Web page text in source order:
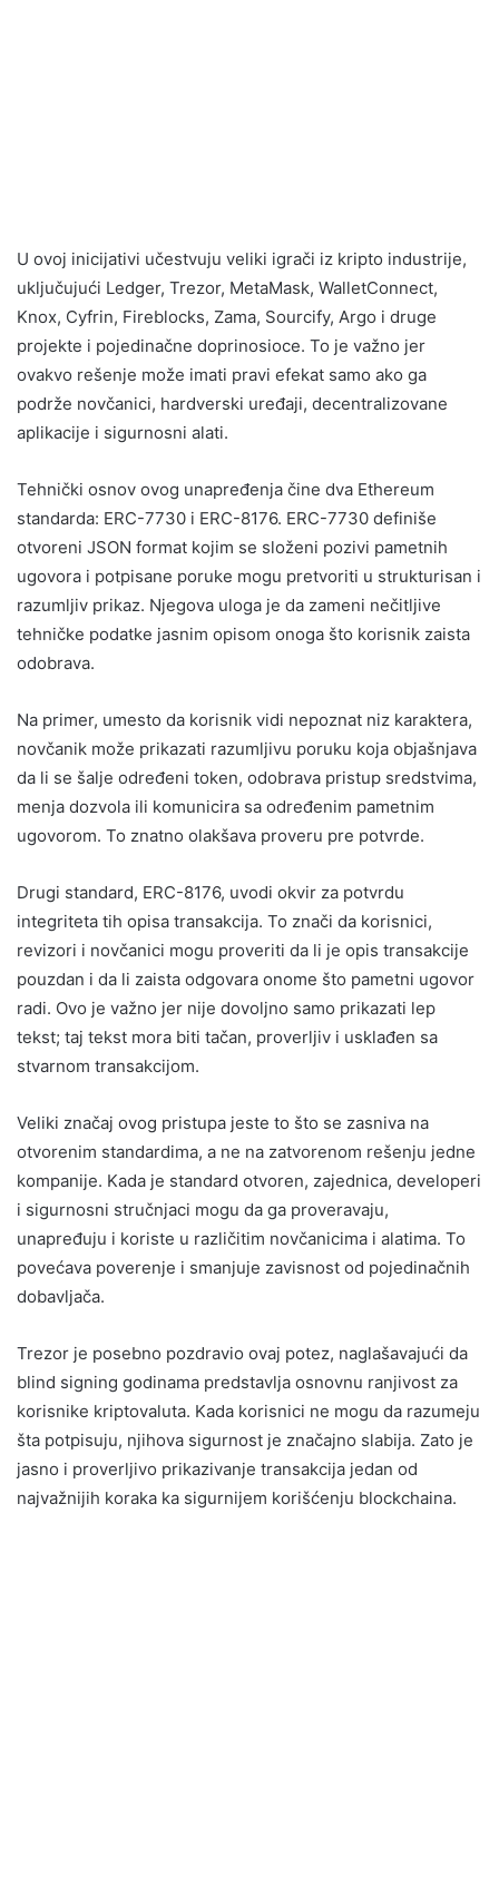
U ovoj inicijativi učestvuju veliki igrači iz kripto industrije,
uključujući Ledger, Trezor, MetaMask, WalletConnect,
Knox, Cyfrin, Fireblocks, Zama, Sourcify, Argo i druge
projekte i pojedinačne doprinosioce. To je važno jer
ovakvo rešenje može imati pravi efekat samo ako ga
podrže novčanici, hardverski uređaji, decentralizovane
aplikacije i sigurnosni alati.
Tehnički osnov ovog unapređenja čine dva Ethereum
standarda: ERC-7730 i ERC-8176. ERC-7730 definiše
otvoreni JSON format kojim se složeni pozivi pametnih
ugovora i potpisane poruke mogu pretvoriti u strukturisan i
razumljiv prikaz. Njegova uloga je da zameni nečitljive
tehničke podatke jasnim opisom onoga što korisnik zaista
odobrava.
Na primer, umesto da korisnik vidi nepoznat niz karaktera,
novčanik može prikazati razumljivu poruku koja objašnjava
da li se šalje određeni token, odobrava pristup sredstvima,
menja dozvola ili komunicira sa određenim pametnim
ugovorom. To znatno olakšava proveru pre potvrde.
Drugi standard, ERC-8176, uvodi okvir za potvrdu
integriteta tih opisa transakcija. To znači da korisnici,
revizori i novčanici mogu proveriti da li je opis transakcije
pouzdan i da li zaista odgovara onome što pametni ugovor
radi. Ovo je važno jer nije dovoljno samo prikazati lep
tekst; taj tekst mora biti tačan, proverljiv i usklađen sa
stvarnom transakcijom.
Veliki značaj ovog pristupa jeste to što se zasniva na
otvorenim standardima, a ne na zatvorenom rešenju jedne
kompanije. Kada je standard otvoren, zajednica, developeri
i sigurnosni stručnjaci mogu da ga proveravaju,
unapređuju i koriste u različitim novčanicima i alatima. To
povećava poverenje i smanjuje zavisnost od pojedinačnih
dobavljača.
Trezor je posebno pozdravio ovaj potez, naglašavajući da
blind signing godinama predstavlja osnovnu ranjivost za
korisnike kriptovaluta. Kada korisnici ne mogu da razumeju
šta potpisuju, njihova sigurnost je značajno slabija. Zato je
jasno i proverljivo prikazivanje transakcija jedan od
najvažnijih koraka ka sigurnijem korišćenju blockchaina.